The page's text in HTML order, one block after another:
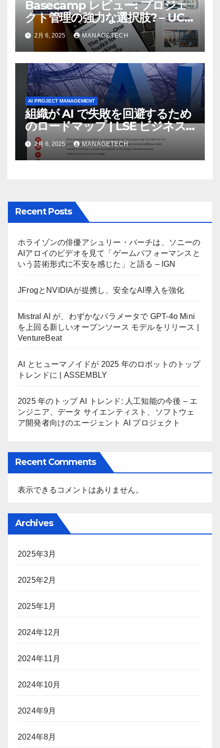
Basecamp レビュー: プロジェ
クト管理の強力な選択肢? – UC
Today
2月 6, 2025 MANAGETECH
AI PROJECT MANAGEMENT
組織が AI で失敗を回避するため
のロードマップ | LSE ビジネス
レビュー
2月 6, 2025 MANAGETECH
Recent Posts
ホライゾンの俳優アシュリー・バーチは、ソニーの
AIアロイのビデオを見て「ゲームパフォーマンスと
いう芸術形式に不安を感じた」と語る – IGN
JFrogとNVIDIAが提携し、安全なAI導入を強化
Mistral AI が、わずかなパラメータで GPT-4o Mini
を上回る新しいオープンソース モデルをリリース |
VentureBeat
AI とヒューマノイドが 2025 年のロボットのトップ
トレンドに | ASSEMBLY
2025 年のトップ AI トレンド: 人工知能の今後 – エ
ンジニア、データ サイエンティスト、ソフトウェ
ア開発者向けのエージェント AI プロジェクト
Recent Comments
表示できるコメントはありません。
Archives
2025年3月
2025年2月
2025年1月
2024年12月
2024年11月
2024年10月
2024年9月
2024年8月